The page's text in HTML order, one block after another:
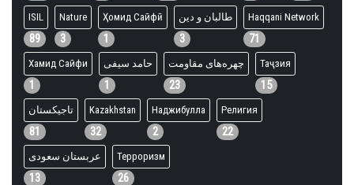
ISIL
89
Nature
3
Ҳомид Сайфӣ
1
طالبان و دین
3
Haqqani Network
71
Хамид Сайфи
1
حامد سیفی
1
چهره‌های مقاومت
23
Таҷзия
15
تاجیکستان
81
Kazakhstan
32
Наджибулла
2
Религия
22
عربستان سعودی
13
Терроризм
26